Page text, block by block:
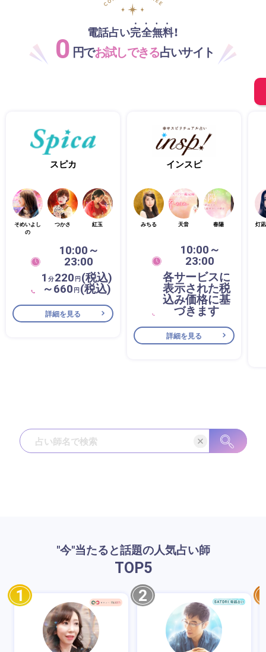
電話占い完全無料！
0 円でお試しできる占いサイト
スピカ
そめいよし
の
つかさ 紅玉
10:00～
23:00
1 分220 円(税込)
～660 円(税込)
詳細を見る
インスピ
みちる 天音 春陽
10:00～
23:00
各サービスに
表示された税
込み価格に基
づきます
詳細を見る
灯
"今"当たると話題の人気占い師
TOP5
1 2